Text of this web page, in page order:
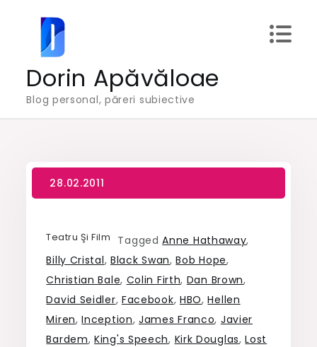
content
Dorin Apăvăloae
Blog personal, păreri subiective
Teatru Şi Film TaggedAnne Hathaway,
Billy Cristal, Black Swan,Bob Hope,
Christian Bale, Colin Firth, Dan Brown,
David Seidler, Facebook, HBO,Hellen
Miren,Inception,James Franco, Javier
Bardem,King's Speech, Kirk Douglas,Lost